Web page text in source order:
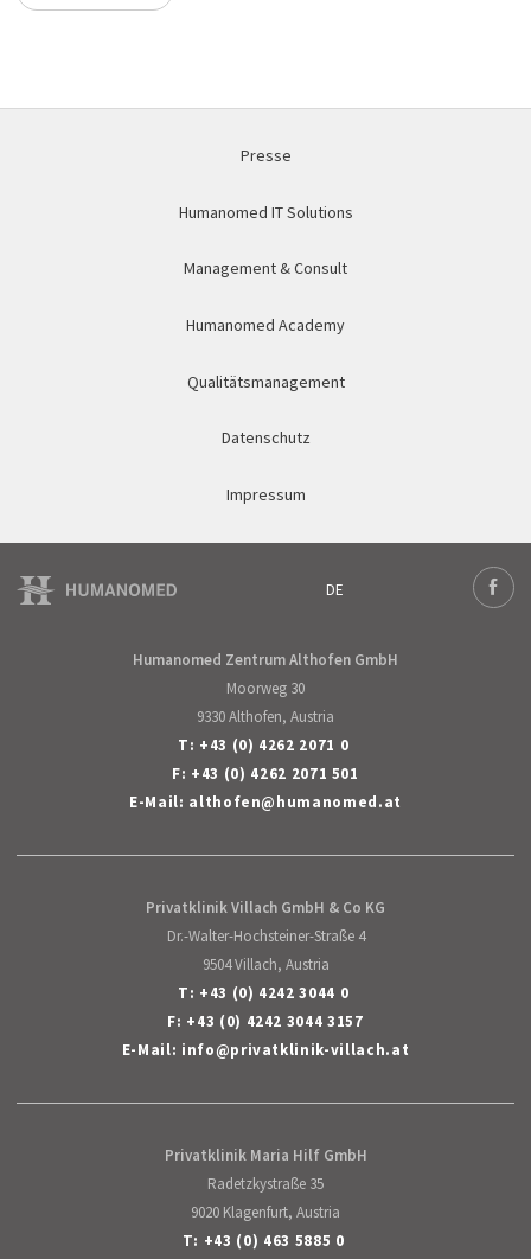
Presse
Humanomed IT Solutions
Management & Consult
Humanomed Academy
Qualitätsmanagement
Datenschutz
Impressum
DE
Deutsch
Humanomed Zentrum Althofen GmbH
Moorweg 30
9330 Althofen, Austria
T: +43 (0) 4262 2071 0
F: +43 (0) 4262 2071 501
E-Mail: althofen@humanomed.at
Privatklinik Villach GmbH & Co KG
Dr.-Walter-Hochsteiner-Straße 4
9504 Villach, Austria
T: +43 (0) 4242 3044 0
F: +43 (0) 4242 3044 3157
E-Mail: info@privatklinik-villach.at
Privatklinik Maria Hilf GmbH
Radetzkystraße 35
9020 Klagenfurt, Austria
T: +43 (0) 463 5885 0